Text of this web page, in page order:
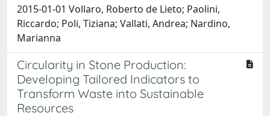
2015-01-01 Vollaro, Roberto de Lieto; Paolini,
Riccardo; Poli, Tiziana; Vallati, Andrea; Nardino,
Marianna
Circularity in Stone Production:
Developing Tailored Indicators to
Transform Waste into Sustainable
Resources